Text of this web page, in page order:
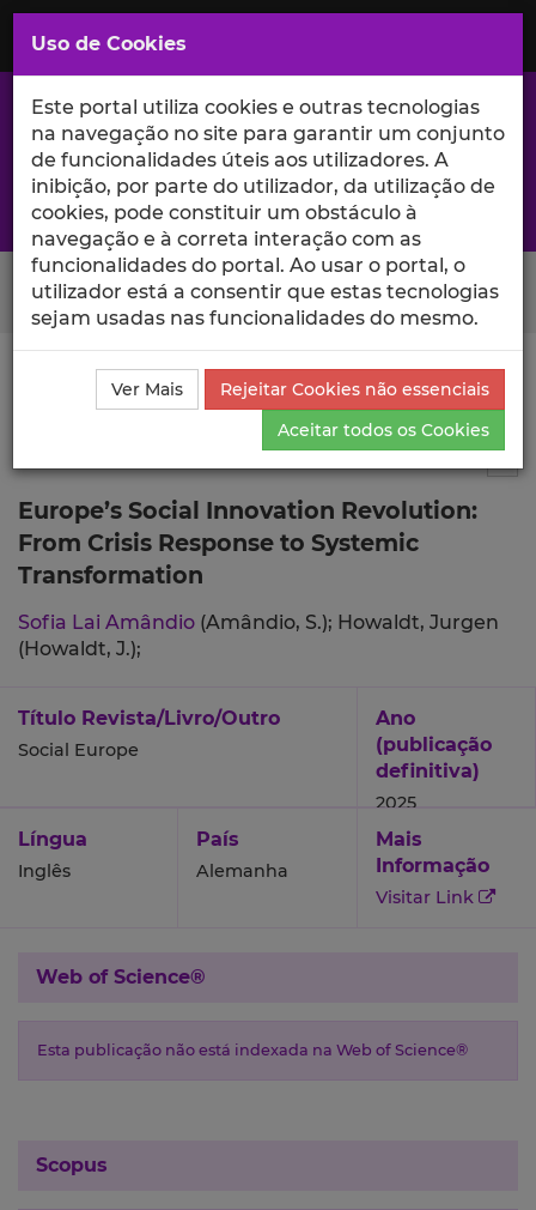
Saltar
para
Conteúdo
Principal
A excelência da investigação e ciência no Iscte
Search Button
Ciência_Iscte Publicações
Descrição Detalhada da
Publicação
Europe’s Social Innovation Revolution:
From Crisis Response to Systemic
Transformation
Sofia Lai Amândio (Amândio, S.); Howaldt, Jurgen
(Howaldt, J.);
Título Revista/Livro/Outro
Social Europe
Ano
(publicação
definitiva)
2025
Língua
Inglês
País
Alemanha
Mais
Informação
Visitar Link
Web of Science®
Esta publicação não está indexada na Web of Science®
Scopus
Uso de Cookies
Este portal utiliza cookies e outras tecnologias
na navegação no site para garantir um conjunto
de funcionalidades úteis aos utilizadores. A
inibição, por parte do utilizador, da utilização de
cookies, pode constituir um obstáculo à
navegação e à correta interação com as
funcionalidades do portal. Ao usar o portal, o
utilizador está a consentir que estas tecnologias
sejam usadas nas funcionalidades do mesmo.
Ver Mais
Rejeitar Cookies não essenciais
Aceitar todos os Cookies